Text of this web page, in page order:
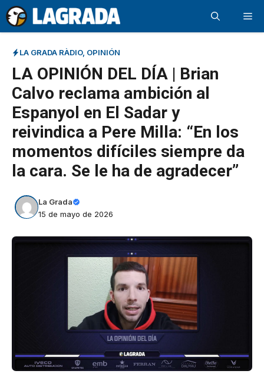
Saltar
al
contenido
LA GRADA RÀDIO, OPINIÓN
LA OPINIÓN DEL DÍA | Brian
Calvo reclama ambición al
Espanyol en El Sadar y
reivindica a Pere Milla: “En los
momentos difíciles siempre da
la cara. Se le ha de agradecer”
La Grada
15 de mayo de 2026